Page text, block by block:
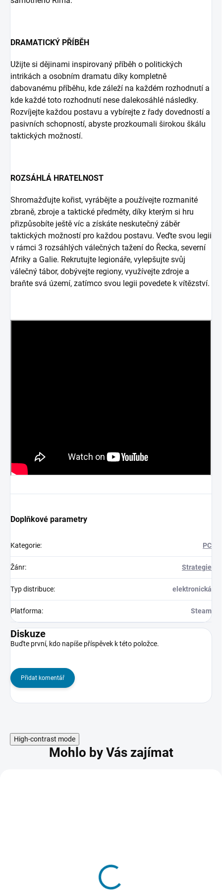
DRAMATICKÝ PŘÍBĚH
Užijte si dějinami inspirovaný příběh o politických
intrikách a osobním dramatu díky kompletně
dabovanému příběhu, kde záleží na každém rozhodnutí a
kde každé toto rozhodnutí nese dalekosáhlé následky.
Rozvíjejte každou postavu a vybírejte z řady dovedností a
pasivních schopností, abyste prozkoumali širokou škálu
taktických možností.
ROZSÁHLÁ HRATELNOST
Shromažďujte kořist, vyrábějte a používejte rozmanité
zbraně, zbroje a taktické předměty, díky kterým si hru
přizpůsobíte ještě víc a získáte neskutečný záběr
taktických možností pro každou postavu. Veďte svou legii
v rámci 3 rozsáhlých válečných tažení do Řecka, severní
Afriky a Galie. Rekrutujte legionáře, vylepšujte svůj
válečný tábor, dobývejte regiony, využívejte zdroje a
braňte svá území, zatímco svou legii povedete k vítězství.
Doplňkové parametry
Kategorie: PC
Žánr: Strategie
Typ distribuce: elektronická
Platforma: Steam
Diskuze
Buďte první, kdo napíše příspěvek k této položce.
Přidat komentář
High-contrast mode
Mohlo by Vás zajímat